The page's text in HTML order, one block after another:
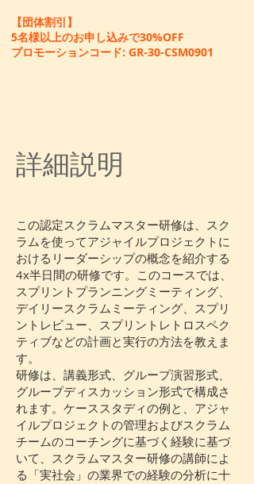
【団体割引】
5名様以上のお申し込みで30%OFF
プロモーションコード: GR-30-CSM0901
詳細説明
この認定スクラムマスター研修は、スク
ラムを使ってアジャイルプロジェクトに
おけるリーダーシップの概念を紹介する
4x半日間の研修です。このコースでは、
スプリントプランニングミーティング、
デイリースクラムミーティング、スプリ
ントレビュー、スプリントレトロスペク
ティブなどの計画と実行の方法を教えま
す。
研修は、講義形式、グループ演習形式、
グループディスカッション形式で構成さ
れます。ケーススタディの例と、アジャ
イルプロジェクトの管理およびスクラム
チームのコーチングに基づく経験に基づ
いて、スクラムマスター研修の講師によ
る「実社会」の業界での経験の分析に十